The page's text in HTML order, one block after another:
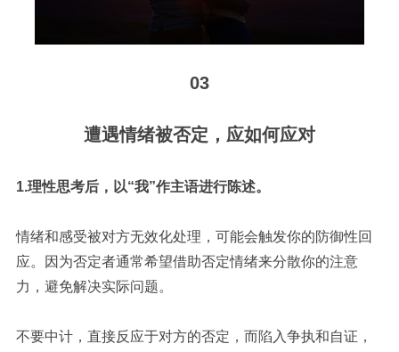
03
遭遇情绪被否定，应如何应对
1.理性思考后，以“我”作主语进行陈述。
情绪和感受被对方无效化处理，可能会触发你的防御性回
应。因为否定者通常希望借助否定情绪来分散你的注意
力，避免解决实际问题。
不要中计，直接反应于对方的否定，而陷入争执和自证，